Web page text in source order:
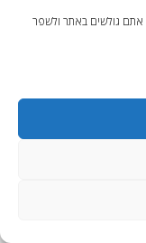
אתם גולשים באתר ולשפר